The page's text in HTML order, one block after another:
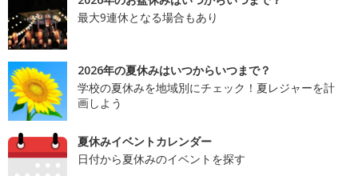
最大9連休となる場合もあり
2026年の夏休みはいつからいつまで？
学校の夏休みを地域別にチェック！夏レジャーを計
画しよう
夏休みイベントカレンダー
日付から夏休みのイベントを探す